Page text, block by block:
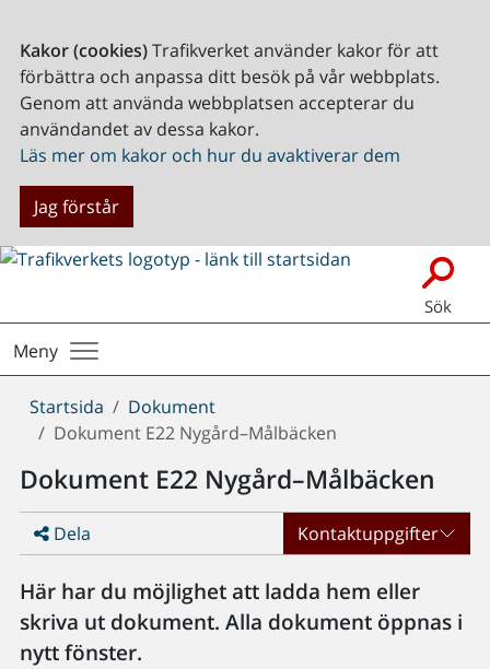
Kakor (cookies)Trafikverket använder kakor för att
förbättra och anpassa ditt besök på vår webbplats.
Genom att använda webbplatsen accepterar du
användandet av dessa kakor.
Läs mer om kakor och hur du avaktiverar dem
Jag förstår
Sök
Meny
Du
är
Startsida
Dokument
Dokument E22 Nygård–Målbäcken
Dokument E22 Nygård–Målbäcken
Dela Kontaktuppgifter
Här har du möjlighet att ladda hem eller
skriva ut dokument. Alla dokument öppnas i
nytt fönster.